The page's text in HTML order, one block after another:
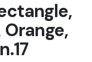
Orange,